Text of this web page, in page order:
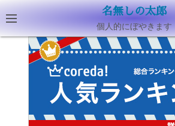
名無しの太郎
個人的にぼやきます